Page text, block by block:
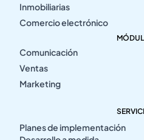
Inmobiliarias
Comercio electrónico
Comunicación
Ventas
Marketing
Planes de implementación